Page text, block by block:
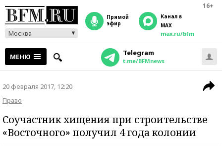
16+
Москва
прямой
эфир
Канал в
MAX
max.ru/bfm
МЕНЮ Telegram
t.me/BFMnews
20 февраля 2017, 12:20
Право
Соучастник хищения при строительстве
«Восточного» получил 4 года колонии